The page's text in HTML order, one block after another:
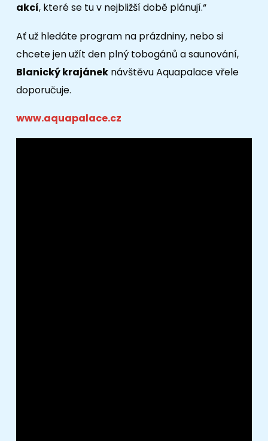
akcí, které se tu v nejbližší době plánují.“
Ať už hledáte program na prázdniny, nebo si
chcete jen užít den plný tobogánů a saunování,
Blanický krajáneknávštěvu Aquapalace vřele
doporučuje.
www.aquapalace.cz